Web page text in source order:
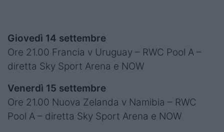
Giovedì 14 settembre
Ore 21.00 Francia v Uruguay – RWC Pool A –
diretta Sky Sport Arena e NOW
Venerdì 15 settembre
Ore 21.00 Nuova Zelanda v Namibia – RWC
Pool A – diretta Sky Sport Arena e NOW